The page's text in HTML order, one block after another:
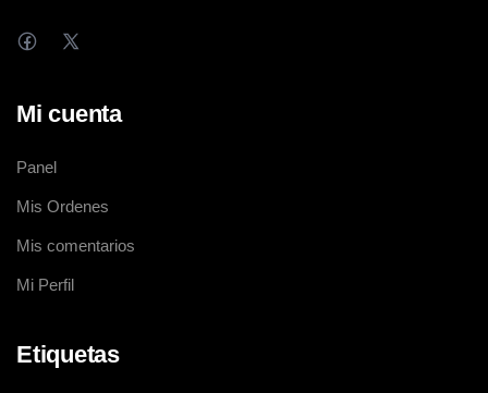
Mi cuenta
Panel
Mis Ordenes
Mis comentarios
Mi Perfil
Etiquetas